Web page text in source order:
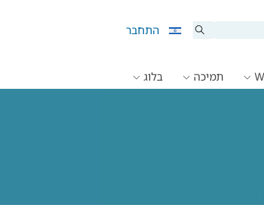
התחבר
תמיכה בלוג